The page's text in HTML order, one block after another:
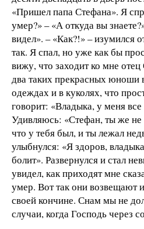
«Пришел папа Стефана». Я
умер?» – «А откуда вы
видел». – «Как?!» – изумился
так. Я спал, но уже как бы
вижу, что заходит ко мне
два таких прекрасных юноши
одеждах и в куколях, что
говорит: «Владыка, у меня
Удивляюсь: «Стефан, ты же не
что у тебя был, и ты лежал
улыбнулся: «Я здоров,
болит». Развернулся и стал
увидел, как приходят мне
умер. Вот так они возвещают
своей кончине. Снам мы не
случаи, когда Господь через